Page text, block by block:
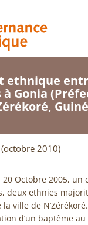
Gonia
2010)
Octobre 2005, un
deux ethnies
ville de
d’un baptême au